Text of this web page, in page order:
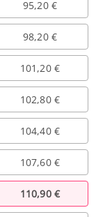
95,20 €
98,20 €
101,20 €
102,80 €
104,40 €
107,60 €
110,90 €